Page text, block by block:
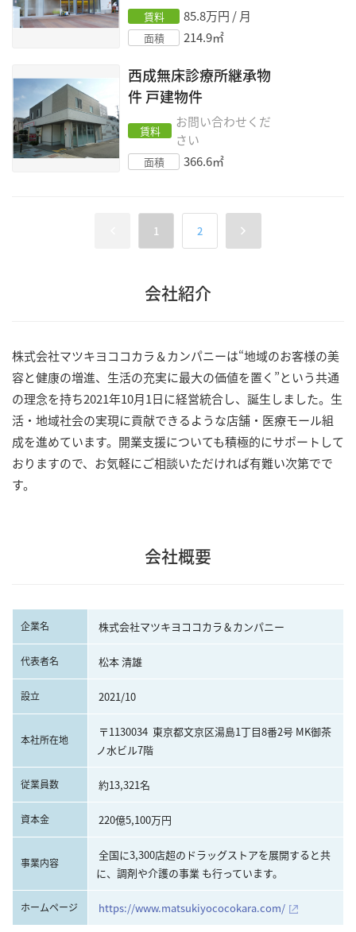
賃料 85.8万円 / 月
面積 214.9㎡
西成無床診療所継承物
件戸建物件
賃料
お問い合わせくだ
さい
面積 366.6㎡
1 2
会社紹介
株式会社マツキヨココカラ＆カンパニーは“地域のお客様の美
容と健康の増進、生活の充実に最大の価値を置く”という共通
の理念を持ち2021年10月1日に経営統合し、誕生しました。生
活・地域社会の実現に貢献できるような店舗・医療モール組
成を進めています。開業支援についても積極的にサポートして
おりますので、お気軽にご相談いただければ有難い次第でで
す。
会社概要
企業名 株式会社マツキヨココカラ＆カンパニー
代表者名 松本 清雄
設立 2021/10
本社所在地
〒1130034  東京都文京区湯島1丁目8番2号 MK御茶
ノ水ビル7階
従業員数 約13,321名
資本金 220億5,100万円
事業内容
全国に3,300店超のドラッグストアを展開すると共
に、調剤や介護の事業 も行っています。
ホームページ https://www.matsukiyococokara.com/